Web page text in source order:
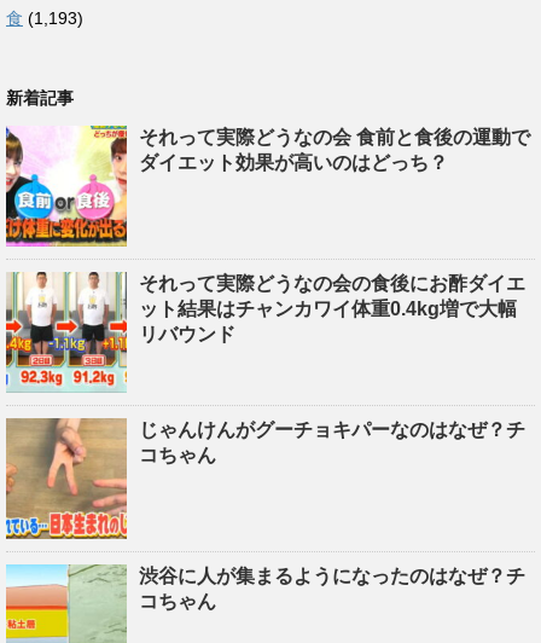
食 (1,193)
新着記事
それって実際どうなの会 食前と食後の運動で
ダイエット効果が高いのはどっち？
それって実際どうなの会の食後にお酢ダイエ
ット結果はチャンカワイ体重0.4kg増で大幅
リバウンド
じゃんけんがグーチョキパーなのはなぜ？チ
コちゃん
渋谷に人が集まるようになったのはなぜ？チ
コちゃん